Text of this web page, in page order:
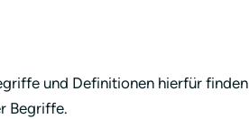
und Definitionen hierfür finden
Begriffe.